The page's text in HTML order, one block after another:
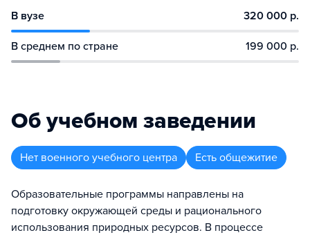
В вузе 320 000 р.
В среднем по стране 199 000 р.
Об учебном заведении
Нет военного учебного центра Есть общежитие
Образовательные программы направлены на
подготовку окружающей среды и рационального
использования природных ресурсов. В процессе